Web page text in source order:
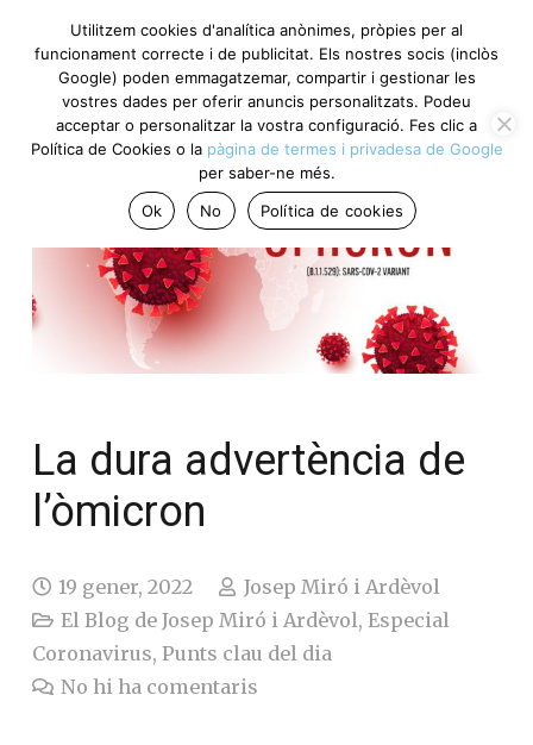
La dura advertència de
l’òmicron
19 gener, 2022
Josep Miró i Ardèvol
El Blog de Josep Miró i Ardèvol,Especial
Coronavirus, Punts clau del dia
No hi ha comentaris
Utilitzem cookies d'analítica anònimes, pròpies per al
funcionament correcte i de publicitat. Els nostres socis (inclòs
Google) poden emmagatzemar, compartir i gestionar les
vostres dades per oferir anuncis personalitzats. Podeu
acceptar o personalitzar la vostra configuració. Fes clic a
Política de Cookies o la pàgina de termes i privadesa de Google
per saber-ne més.
Ok
No Política de cookies